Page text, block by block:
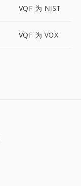
VQF 为 NIST
VQF 为 VOX